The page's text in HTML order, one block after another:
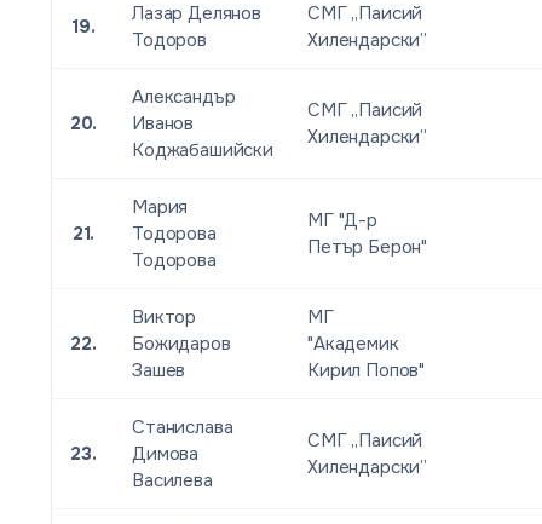
19.
Лазар Делянов
Тодоров
СМГ „Паисий
Хилендарски”
20.
Александър
Иванов
Коджабашийски
СМГ „Паисий
Хилендарски”
21.
Мария
Тодорова
Тодорова
МГ "Д-р
Петър Берон"
22.
Виктор
Божидаров
Зашев
МГ
"Академик
Кирил Попов"
23.
Станислава
Димова
Василева
СМГ „Паисий
Хилендарски”